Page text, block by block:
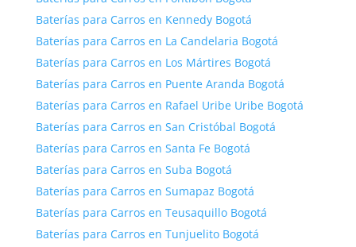
Baterías para Carros en Kennedy Bogotá
Baterías para Carros en La Candelaria Bogotá
Baterías para Carros en Los Mártires Bogotá
Baterías para Carros en Puente Aranda Bogotá
Baterías para Carros en Rafael Uribe Uribe Bogotá
Baterías para Carros en San Cristóbal Bogotá
Baterías para Carros en Santa Fe Bogotá
Baterías para Carros en Suba Bogotá
Baterías para Carros en Sumapaz Bogotá
Baterías para Carros en Teusaquillo Bogotá
Baterías para Carros en Tunjuelito Bogotá